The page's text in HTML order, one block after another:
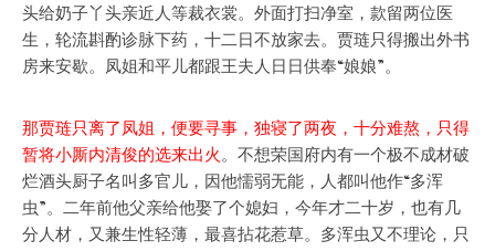
头给奶子丫头亲近人等裁衣裳。外面打扫净室，款留两位医
生，轮流斟酌诊脉下药，十二日不放家去。贾琏只得搬出外书
房来安歇。凤姐和平儿都跟王夫人日日供奉“娘娘”。
那贾琏只离了凤姐，便要寻事，独寝了两夜，十分难熬，只得
暂将小厮内清俊的选来出火。不想荣国府内有一个极不成材破
烂酒头厨子名叫多官儿，因他懦弱无能，人都叫他作“多浑
虫”。二年前他父亲给他娶了个媳妇，今年才二十岁，也有几
分人材，又兼生性轻薄，最喜拈花惹草。多浑虫又不理论，只